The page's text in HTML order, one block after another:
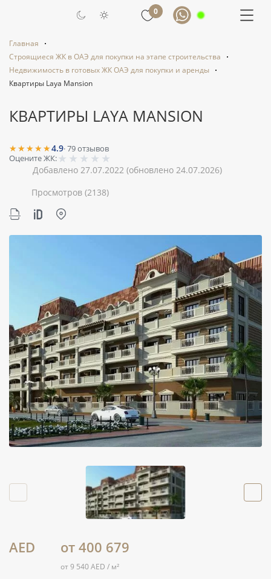
0
Главная
Строящиеся ЖК в ОАЭ для покупки на этапе строительства
Недвижимость в готовых ЖК ОАЭ для покупки и аренды
Квартиры Laya Mansion
КВАРТИРЫ LAYA MANSION
★★★★★4.9·79отзывов
Оцените ЖК:★ ★ ★ ★ ★
Добавлено 27.07.2022 (обновлено 24.07.2026)
Просмотров (2138)
AED от 400 679
от 9 540 AED / м²